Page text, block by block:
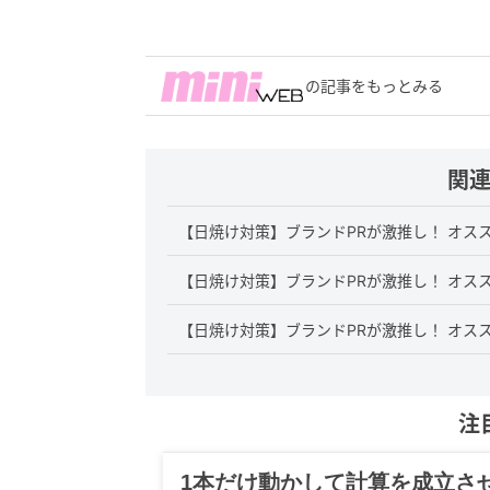
の記事をもっとみる
関
【日焼け対策】ブランドPRが激推し！ オ
【日焼け対策】ブランドPRが激推し！ オ
【日焼け対策】ブランドPRが激推し！ オ
注
グルメ、ギャグ、子育て、旅